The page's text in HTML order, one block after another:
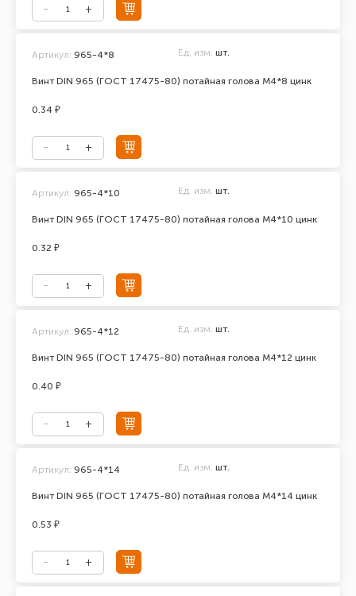
Винт DIN 965 (ГОСТ 17475-80) потайная голова М4*8 цинк
Артикул: 965-4*8 Ед. изм. шт.
0.34 ₽
Винт DIN 965 (ГОСТ 17475-80) потайная голова М4*10 цинк
Артикул: 965-4*10 Ед. изм. шт.
0.32 ₽
Винт DIN 965 (ГОСТ 17475-80) потайная голова М4*12 цинк
Артикул: 965-4*12 Ед. изм. шт.
0.40 ₽
Винт DIN 965 (ГОСТ 17475-80) потайная голова М4*14 цинк
Артикул: 965-4*14 Ед. изм. шт.
0.53 ₽